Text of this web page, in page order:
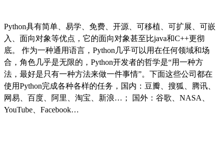
Python具有简单、易学、免费、开源、可移植、可扩展、可嵌
入、面向对象等优点，它的面向对象甚至比java和C++更彻
底。 作为一种通用语言， Python 几乎可以用在任何领域和场
合，角色几乎是无限的， Python开发者的哲学是“用一种方
法，最好是只有一种方法来做一件事情”。下面这些公司都在
使用Python完成各种各样的任务，国内：豆瓣、搜狐、腾讯、
网易、百度、阿里、淘宝、新浪…； 国外：谷歌、 NASA
YouTube
Facebook…